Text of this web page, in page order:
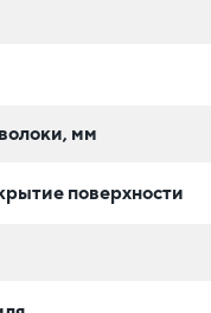
мм
поверхности